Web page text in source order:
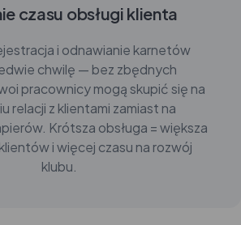
czasu obsługi klienta
i odnawianie karnetów
chwilę — bez zbędnych
pracownicy mogą skupić się na
relacji z klientami zamiast na
Krótsza obsługa = większa
i więcej czasu na rozwój
klubu.